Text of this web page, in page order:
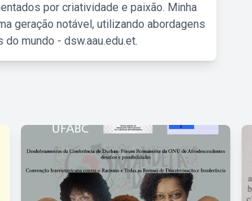
por criatividade e paixão. Minha
geração notável, utilizando abordagens
mundo - dsw.aau.edu.et.